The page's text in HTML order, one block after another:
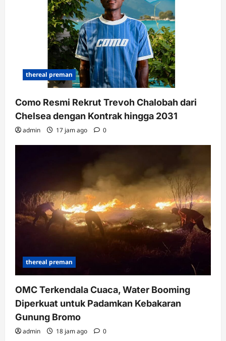
thereal preman
Como Resmi Rekrut Trevoh Chalobah dari
Chelsea dengan Kontrak hingga 2031
admin 17 jam ago 0
thereal preman
OMC Terkendala Cuaca, Water Booming
Diperkuat untuk Padamkan Kebakaran
Gunung Bromo
admin 18 jam ago 0